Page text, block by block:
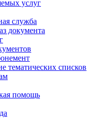
услуг
служба
документа
тематических списков
помощь